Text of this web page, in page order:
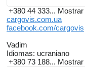
+380 44 333... Mostrar
cargovis.com.ua
facebook.com/cargovis
Vadim
Idiomas: ucraniano
+380 73 188... Mostrar